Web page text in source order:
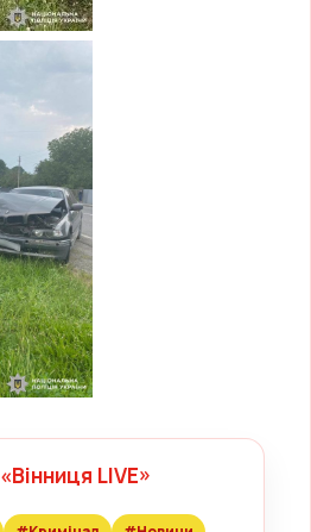
«Вінниця LIVE»